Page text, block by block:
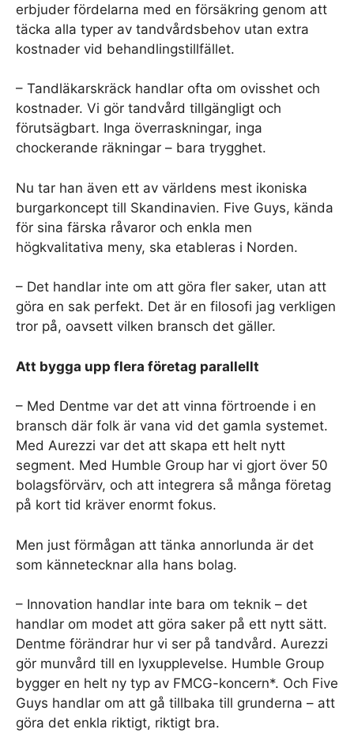
erbjuder fördelarna med en försäkring genom att
täcka alla typer av tandvårdsbehov utan extra
kostnader vid behandlingstillfället.
– Tandläkarskräck handlar ofta om ovisshet och
kostnader. Vi gör tandvård tillgängligt och
förutsägbart. Inga överraskningar, inga
chockerande räkningar – bara trygghet.
Nu tar han även ett av världens mest ikoniska
burgarkoncept till Skandinavien. Five Guys, kända
för sina färska råvaror och enkla men
högkvalitativa meny, ska etableras i Norden.
– Det handlar inte om att göra fler saker, utan att
göra en sak perfekt. Det är en filosofi jag verkligen
tror på, oavsett vilken bransch det gäller.
Att bygga upp flera företag parallellt
– Med Dentme var det att vinna förtroende i en
bransch där folk är vana vid det gamla systemet.
Med Aurezzi var det att skapa ett helt nytt
segment. Med Humble Group har vi gjort över 50
bolagsförvärv, och att integrera så många företag
på kort tid kräver enormt fokus.
Men just förmågan att tänka annorlunda är det
som kännetecknar alla hans bolag.
– Innovation handlar inte bara om teknik – det
handlar om modet att göra saker på ett nytt sätt.
Dentme förändrar hur vi ser på tandvård. Aurezzi
gör munvård till en lyxupplevelse. Humble Group
bygger en helt ny typ av FMCG-koncern*. Och Five
Guys handlar om att gå tillbaka till grunderna – att
göra det enkla riktigt, riktigt bra.